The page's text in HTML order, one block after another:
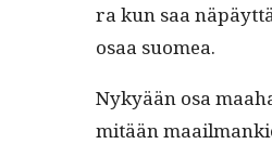
ra kun saa
osaa suomea.
Nykyään osa
mitään